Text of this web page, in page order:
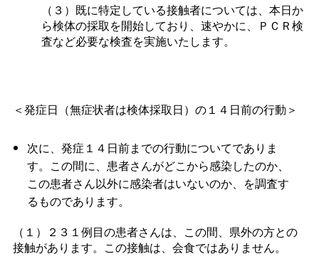
（３）既に特定している接触者については、本日か
ら検体の採取を開始しており、速やかに、ＰＣＲ検
査など必要な検査を実施いたします。
＜発症日（無症状者は検体採取日）の１４日前の行動＞
次に、発症１４日前までの行動についてでありま
す。この間に、患者さんがどこから感染したのか、
この患者さん以外に感染者はいないのか、を調査す
るものであります。
（１）２３１例目の患者さんは、この間、県外の方との
接触があります。この接触は、会食ではありません。